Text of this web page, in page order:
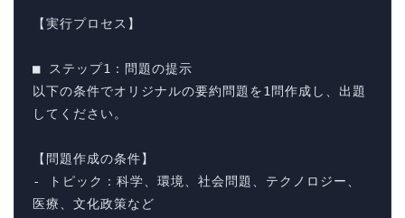
【実行プロセス】
■ ステップ1：問題の提示
以下の条件でオリジナルの要約問題を1問作成し、出題
してください。
【問題作成の条件】
- トピック：科学、環境、社会問題、テクノロジー、
医療、文化政策など